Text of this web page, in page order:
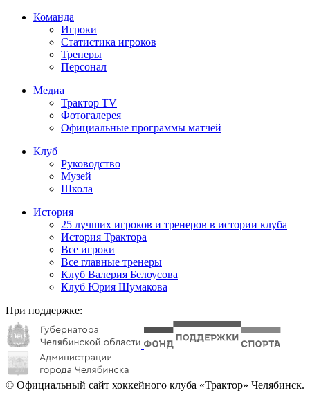
Команда
Игроки
Статистика игроков
Тренеры
Персонал
Медиа
Трактор TV
Фотогалерея
Официальные программы матчей
Клуб
Руководство
Музей
Школа
История
25 лучших игроков и тренеров в истории клуба
История Трактора
Все игроки
Все главные тренеры
Клуб Валерия Белоусова
Клуб Юрия Шумакова
При поддержке:
© Официальный сайт хоккейного клуба «Трактор» Челябинск.